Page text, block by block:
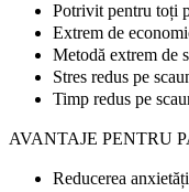
Potrivit pentru toți
Extrem de
Metodă extrem de
Stres redus pe
Timp redus pe
AVANTAJE PENTRU
Reducerea